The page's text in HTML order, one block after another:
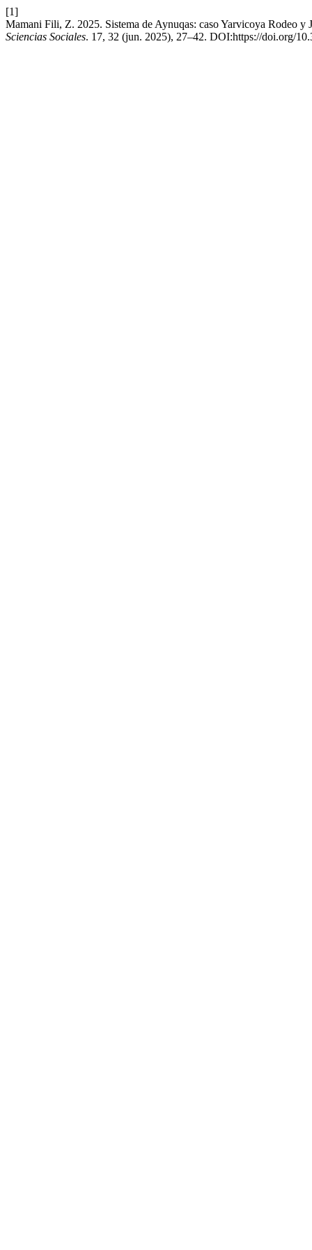
[1]
Mamani Fili, Z. 2025. Sistema de Aynuqas: caso Yarvicoya Rodeo
Sciencias Sociales. 17, 32 (jun. 2025), 27–42. DOI:https://doi.org/